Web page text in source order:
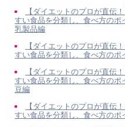
【ダイエットのプロが直伝
すい食品を分類し、食べ方の
乳製品編
【ダイエットのプロが直伝
すい食品を分類し、食べ方の
【ダイエットのプロが直伝
すい食品を分類し、食べ方の
豆編
【ダイエットのプロが直伝
すい食品を分類し、食べ方の